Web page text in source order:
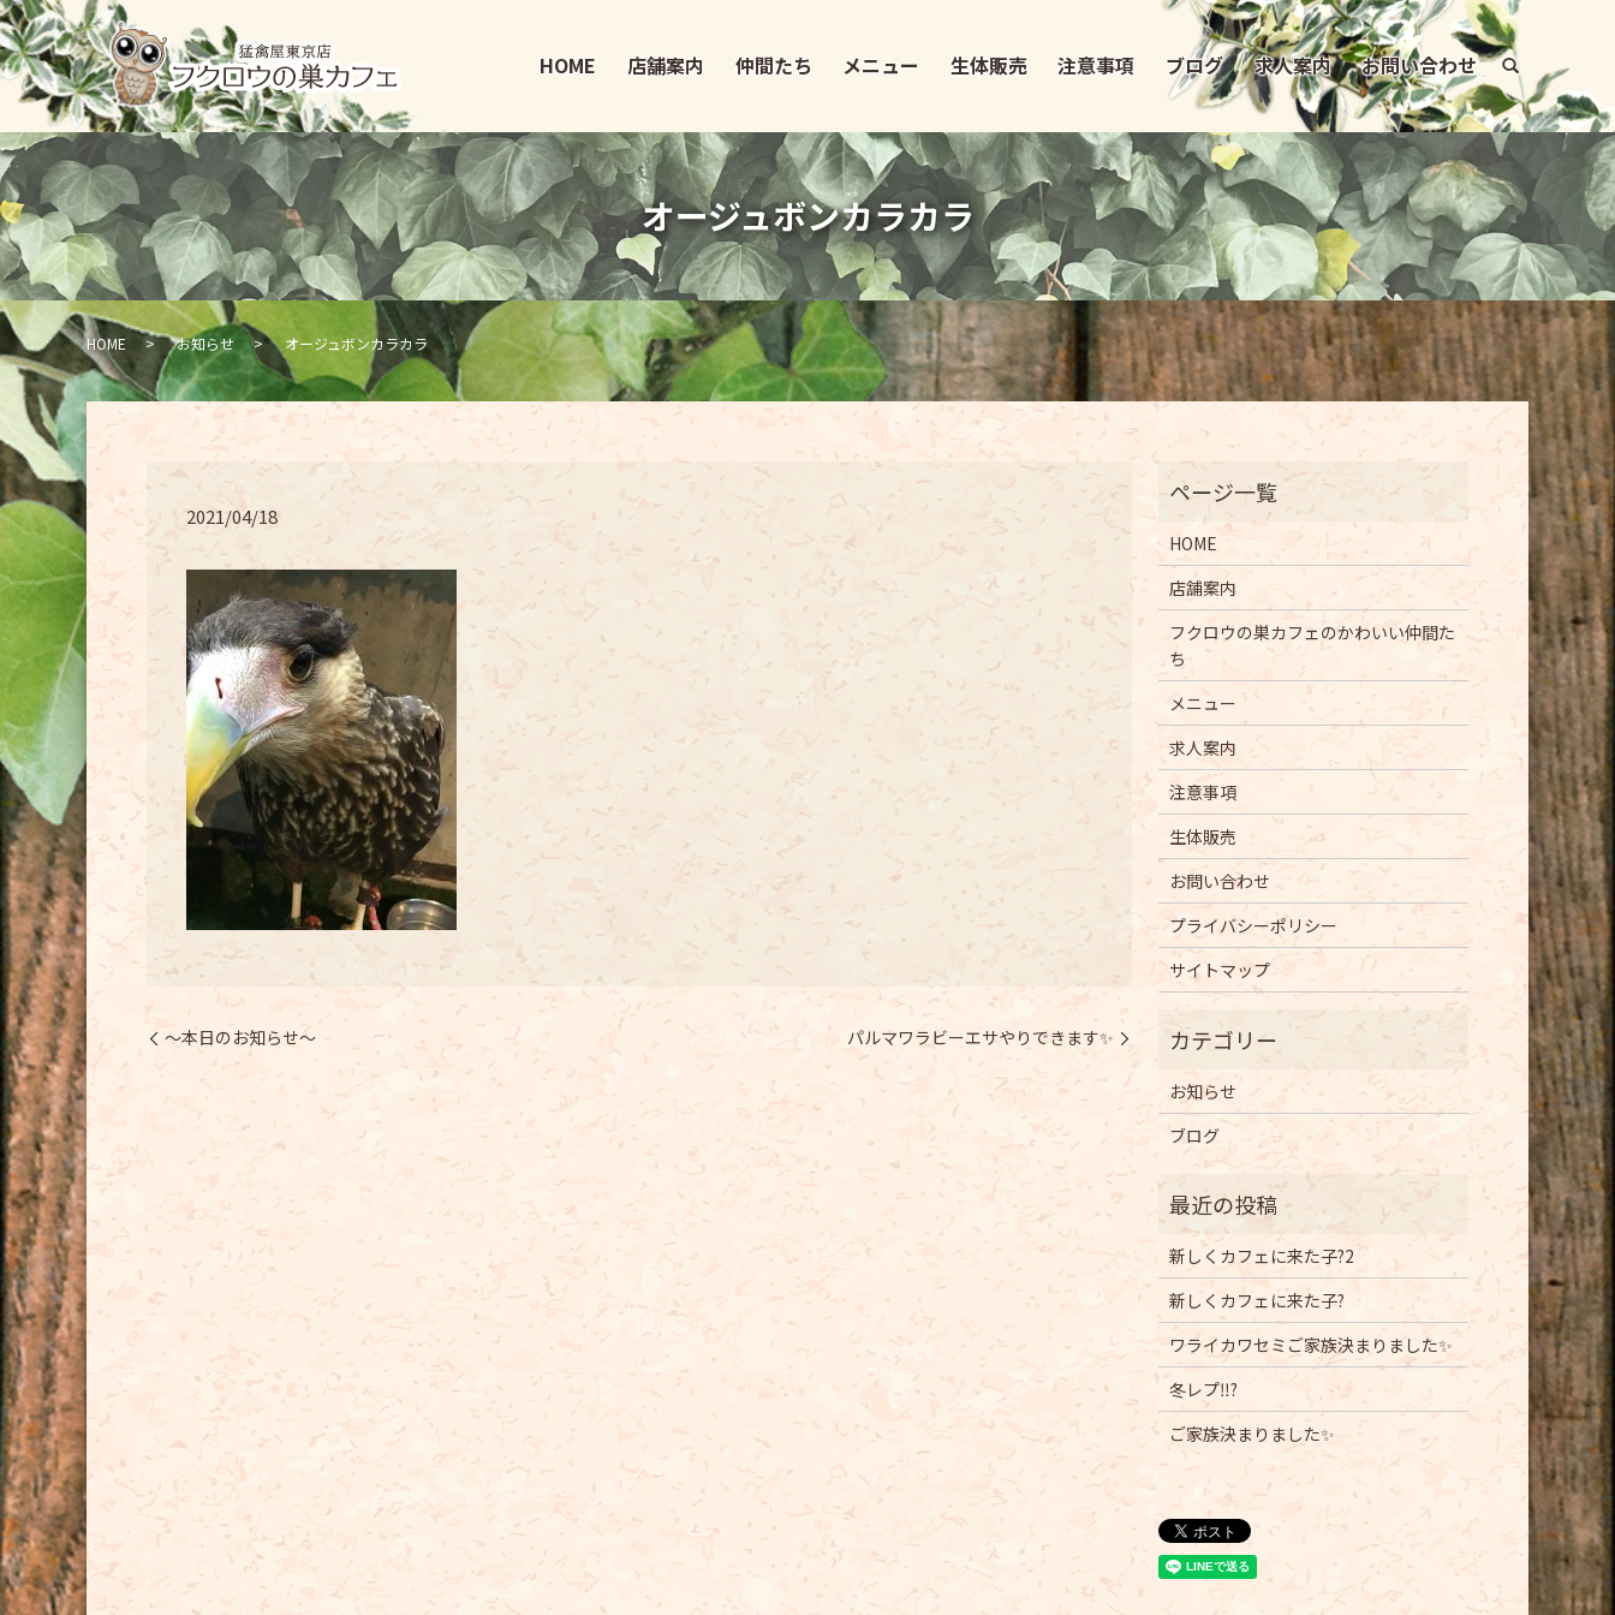
HOME 店舗案内 仲間たち メニュー 生体販売 注意事項 ブログ 求人案内 お問い合わせ
オージュボンカラカラ
HOME お知らせ オージュボンカラカラ
2021/04/18
〜本日のお知らせ〜 パルマワラビーエサやりできます✨
HOME
店舗案内
フクロウの巣カフェのかわいい仲間た
ち
メニュー
求人案内
注意事項
生体販売
お問い合わせ
プライバシーポリシー
サイトマップ
お知らせ
ブログ
新しくカフェに来た子?2
新しくカフェに来た子?
ワライカワセミご家族決まりました✨
冬レプ‼️?
ご家族決まりました✨